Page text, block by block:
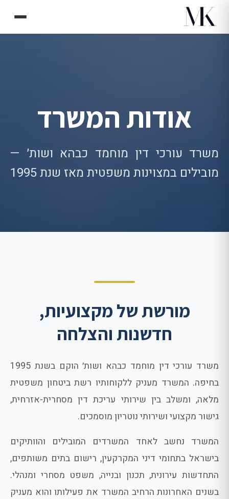
דלג לתוכן
אודות המשרד
משרד עורכי דין מוחמד כבהא ושות׳ —
מובילים במצוינות משפטית מאז שנת 1995
מורשת של מקצועיות,
חדשנות והצלחה
משרד עורכי דין מוחמד כבהא ושות׳ הוקם בשנת 1995
בחיפה. המשרד מעניק ללקוחותיו רשת ביטחון משפטית
מלאה, ומשלב בין שירותי עריכת דין מסחרית-אזרחית,
גישור מקצועי ושירותי נוטריון מוסמכים.
המשרד נחשב לאחד המשרדים המובילים והוותיקים
בישראל בתחומי דיני המקרקעין, רישום בתים משותפים,
התחדשות עירונית, תכנון ובנייה, משפט מסחרי ומנהלי.
בשנים האחרונות הרחיב המשרד את פעילותו והוא מעניק